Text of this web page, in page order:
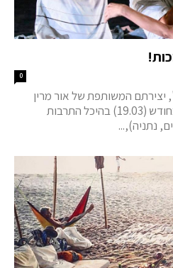
0
יצירתם המשותפת של אור מרין
ואורן נחום ואשר תועלה בעוד כחודש (19.03) בהיכל התרבות
נתניה),...